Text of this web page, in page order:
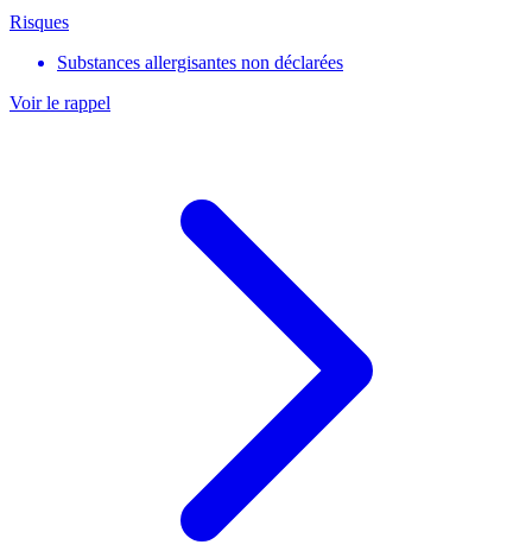
Risques
Substances allergisantes non déclarées
Voir le rappel